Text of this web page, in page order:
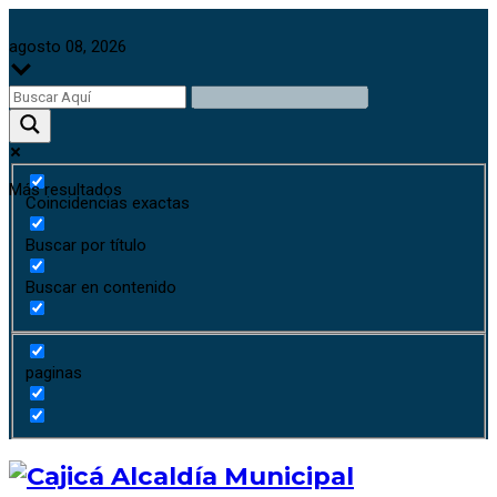
agosto 08, 2026
Más resultados
Coincidencias exactas
Buscar por título
Buscar en contenido
paginas